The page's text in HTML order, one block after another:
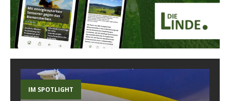
IM SPOTLIGHT